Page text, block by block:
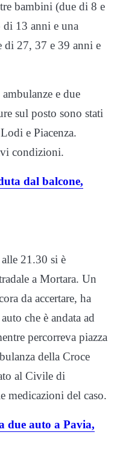
bambini (due di 8 e
13 anni e una
di 27, 37 e 39 anni e
e due
sul posto sono stati
e Piacenza.
condizioni.
dal balcone,
21.30 si è
a Mortara. Un
da accertare, ha
che è andata ad
percorreva piazza
della Croce
al Civile di
medicazioni del caso.
due auto a Pavia,